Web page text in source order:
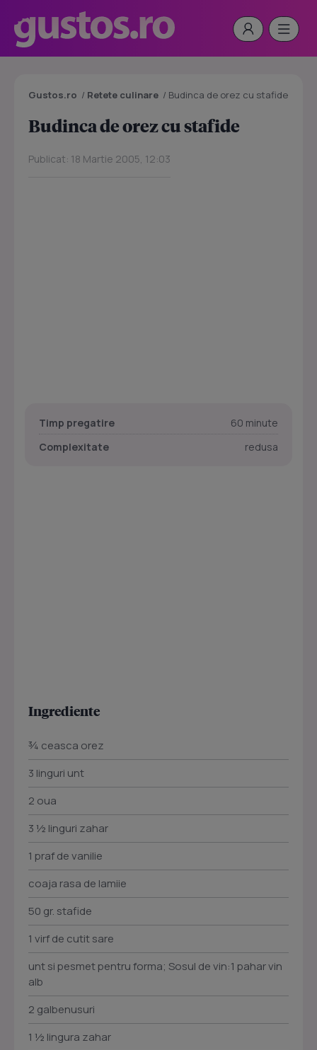
Gustos.ro / Retete culinare / Budinca de orez cu stafide
Budinca de orez cu stafide
Publicat: 18 Martie 2005, 12:03
Timp pregatire
60 minute
Complexitate
redusa
Ingrediente
¾ ceasca orez
3 linguri unt
2 oua
3 ½ linguri zahar
1 praf de vanilie
coaja rasa de lamiie
50 gr. stafide
1 virf de cutit sare
unt si pesmet pentru forma; Sosul de vin:1 pahar vin
alb
2 galbenusuri
1 ½ lingura zahar